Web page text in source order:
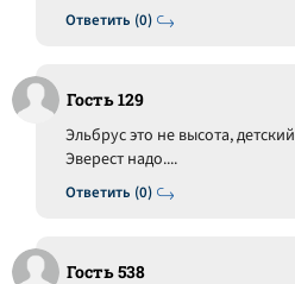
Ответить (0)
Гость 129
Ответить (0)
Эльбрус это не высота,
Эверест надо....
Гость 538